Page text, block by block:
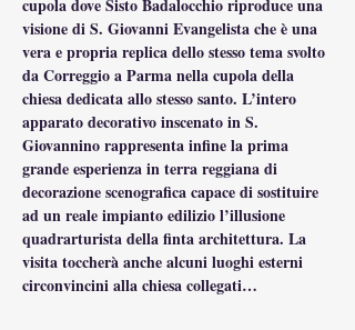
cupola dove Sisto Badalocchio riproduce una
visione di S. Giovanni Evangelista che è una
vera e propria replica dello stesso tema svolto
da Correggio a Parma nella cupola della
chiesa dedicata allo stesso santo. L’intero
apparato decorativo inscenato in S.
Giovannino rappresenta infine la prima
grande esperienza in terra reggiana di
decorazione scenografica capace di sostituire
ad un reale impianto edilizio l’illusione
quadrarturista della finta architettura. La
visita toccherà anche alcuni luoghi esterni
circonvincini alla chiesa collegati…